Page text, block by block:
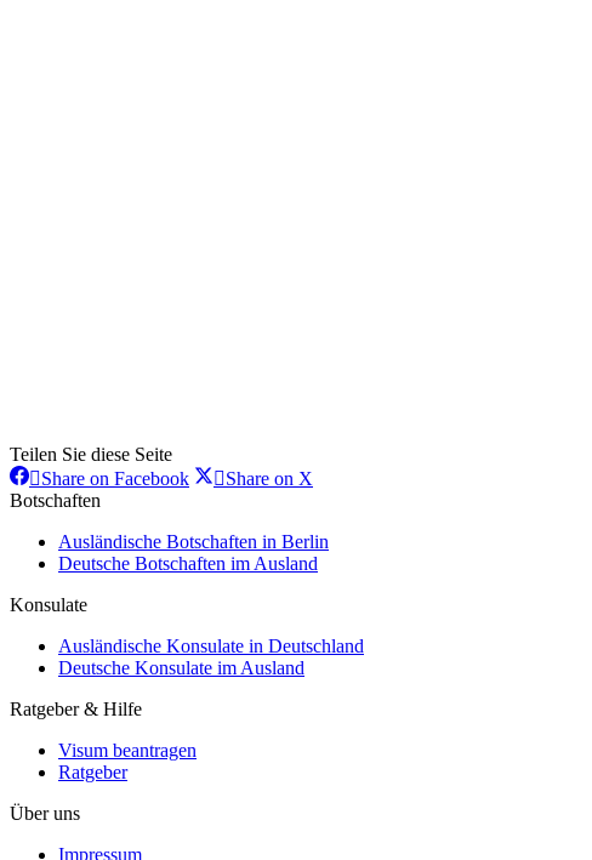
Teilen Sie diese Seite
Share on FacebookShareShare on X
Botschaften
Ausländische Botschaften in Berlin
Deutsche Botschaften im Ausland
Konsulate
Ausländische Konsulate in Deutschland
Deutsche Konsulate im Ausland
Ratgeber & Hilfe
Visum beantragen
Ratgeber
Über uns
Impressum